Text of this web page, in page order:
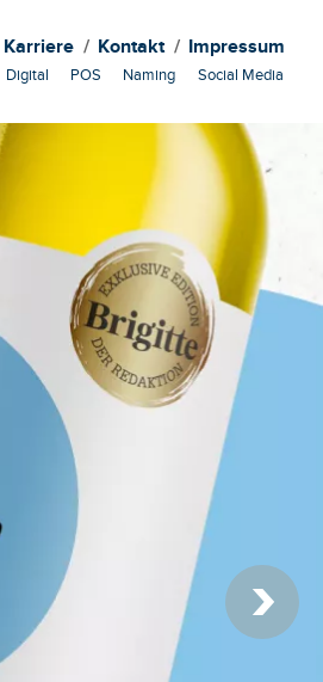
Digital POS Naming Social Media
Karriere Kontakt Impressum